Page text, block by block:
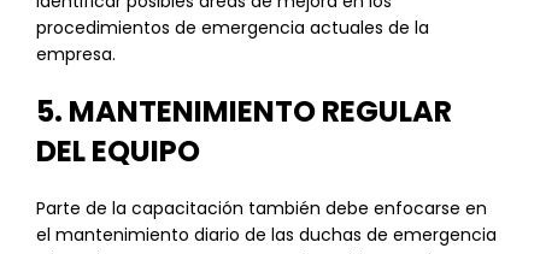
procedimientos de emergencia actuales de la
empresa.
5. MANTENIMIENTO REGULAR
DEL EQUIPO
Parte de la capacitación también debe enfocarse en
el mantenimiento diario de las duchas de emergencia